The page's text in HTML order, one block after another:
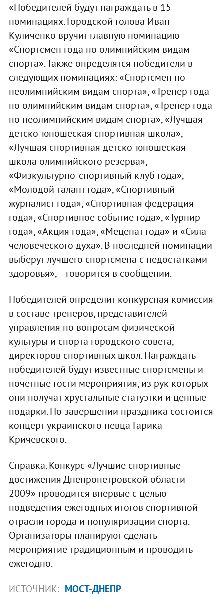
«Победителей будут награждать в 15
номинациях. Городской голова Иван
Куличенко вручит главную номинацию –
«Спортсмен года по олимпийским видам
спорта». Также определятся победители в
следующих номинациях: «Спортсмен по
неолимпийским видам спорта», «Тренер года
по олимпийским видам спорта», «Тренер года
по неолимпийским видам спорта», «Лучшая
детско-юношеская спортивная школа»,
«Лучшая спортивная детско-юношеская
школа олимпийского резерва»,
«Физкультурно-спортивный клуб года»,
«Молодой талант года», «Спортивный
журналист года», «Спортивная федерация
года», «Спортивное событие года», «Турнир
года», «Акция года», «Меценат года» и «Сила
человеческого духа». В последней номинации
выберут лучшего спортсмена с недостатками
здоровья», – говорится в сообщении.
Победителей определит конкурсная комиссия
в составе тренеров, представителей
управления по вопросам физической
культуры и спорта городского совета,
директоров спортивных школ. Награждать
победителей будут известные спортсмены и
почетные гости мероприятия, из рук которых
они получат хрустальные статуэтки и ценные
подарки. По завершении праздника состоится
концерт украинского певца Гарика
Кричевского.
Справка. Конкурс «Лучшие спортивные
достижения Днепропетровской области –
2009» проводится впервые с целью
подведения ежегодных итогов спортивной
отрасли города и популяризации спорта.
Организаторы планируют сделать
мероприятие традиционным и проводить
ежегодно.
ИСТОЧНИК: МОСТ-ДНЕПР